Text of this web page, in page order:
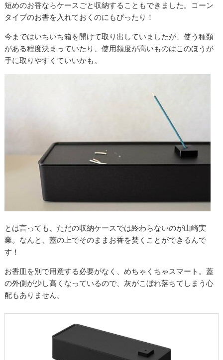
短めのお香ならケースごと収納することもできました。コーン
タイプのお香を入れておくのにもぴったり！
今まではいちいち箱を開けて取り出していましたが、使う種類
がある程度決まっていたり、使用頻度が高いものはこのほうが
手に取りやすくていいかも。
とは言っても、ただの収納ケースでは終わらないのが山崎実
業。なんと、蓋の上でそのままお香を焚くことができるんで
す！
お香皿を別で用意する必要がなく、めちゃくちゃスマート。蓋
の外側が少し高くなっているので、灰がこぼれ落ちてしまう心
配もありません。